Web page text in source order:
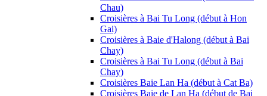
Chau)
Croisières à Bai Tu Long (début à Hon
Gai)
Croisières à Baie d'Halong (début à Bai
Chay)
Croisières à Bai Tu Long (début à Bai
Chay)
Croisières Baie Lan Ha (début à Cat Ba)
Croisières Baie de Lan Ha (début de Bai